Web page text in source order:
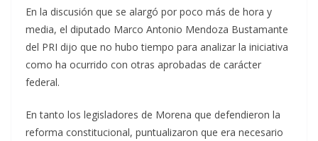
En la discusión que se alargó por poco más de hora y
media, el diputado Marco Antonio Mendoza Bustamante
del PRI dijo que no hubo tiempo para analizar la iniciativa
como ha ocurrido con otras aprobadas de carácter
federal.
En tanto los legisladores de Morena que defendieron la
reforma constitucional, puntualizaron que era necesario